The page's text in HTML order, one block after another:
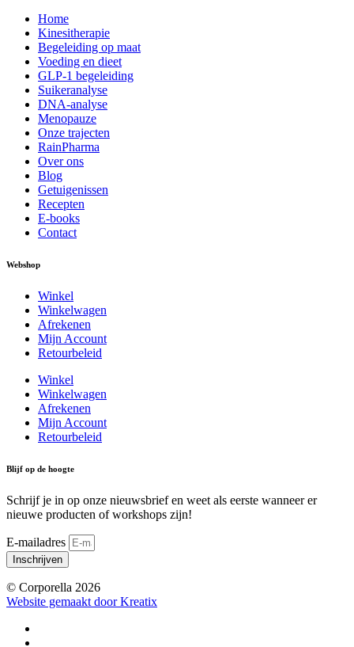
Home
Kinesitherapie
Begeleiding op maat
Voeding en dieet
GLP-1 begeleiding
Suikeranalyse
DNA-analyse
Menopauze
Onze trajecten
RainPharma
Over ons
Blog
Getuigenissen
Recepten
E-books
Contact
Webshop
Winkel
Winkelwagen
Afrekenen
Mijn Account
Retourbeleid
Winkel
Winkelwagen
Afrekenen
Mijn Account
Retourbeleid
Blijf op de hoogte
Schrijf je in op onze nieuwsbrief en weet als eerste wanneer er
nieuwe producten of workshops zijn!
E-mailadres
Inschrijven
© Corporella 2026
Website gemaakt door Kreatix